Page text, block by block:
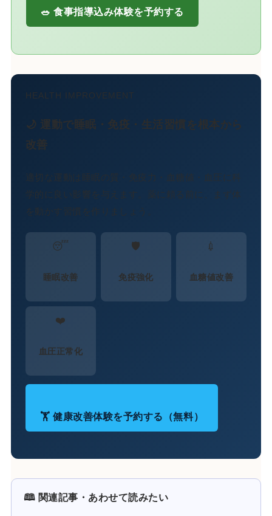
🥗 食事指導込み体験を予約する
HEALTH IMPROVEMENT
🌙 運動で睡眠・免疫・生活習慣を根本から
改善
適切な運動は睡眠の質・免疫力・血糖値・血圧に科
学的に良い影響を与えます。薬に頼る前に、まず体
を動かす習慣を作りましょう。
😴
睡眠改善
🛡️
免疫強化
💉
血糖値改善
❤️
血圧正常化
🏋️ 健康改善体験を予約する（無料）
🕮 関連記事・あわせて読みたい